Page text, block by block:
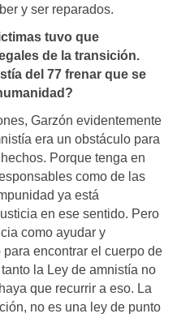
y ser reparados.
tuvo que
de la transición.
del 77 frenar que se
Garzón evidentemente
era un obstáculo para
Porque tenga en
como de las
ya está
en ese sentido. Pero
como ayudar y
encontrar el cuerpo de
la Ley de amnistía no
que recurrir a eso. La
no es una ley de punto